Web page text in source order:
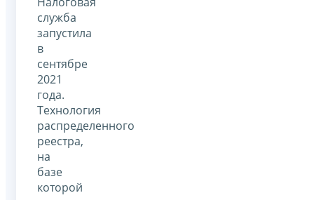
служба
запустила
в
сентябре
2021
года.
Технология
распределенного
реестра,
на
базе
которой